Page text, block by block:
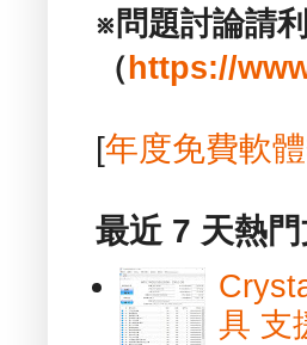
※問題討論請
（ https://
[年度免費軟
最近 7 天熱
具 支